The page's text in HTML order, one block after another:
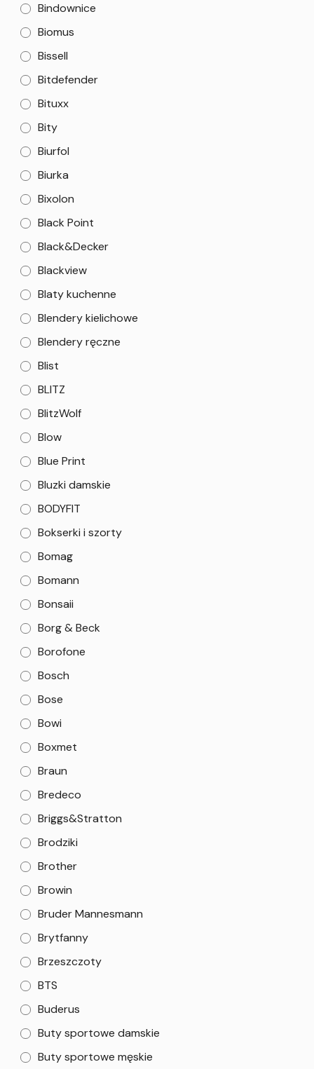
Bindownice
Biomus
Bissell
Bitdefender
Bituxx
Bity
Biurfol
Biurka
Bixolon
Black Point
Black&Decker
Blackview
Blaty kuchenne
Blendery kielichowe
Blendery ręczne
Blist
BLITZ
BlitzWolf
Blow
Blue Print
Bluzki damskie
BODYFIT
Bokserki i szorty
Bomag
Bomann
Bonsaii
Borg & Beck
Borofone
Bosch
Bose
Bowi
Boxmet
Braun
Bredeco
Briggs&Stratton
Brodziki
Brother
Browin
Bruder Mannesmann
Brytfanny
Brzeszczoty
BTS
Buderus
Buty sportowe damskie
Buty sportowe męskie